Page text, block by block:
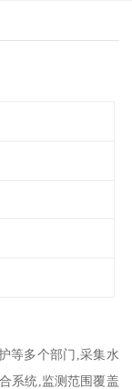
等多个部门,采集水
系统,监测范围覆盖